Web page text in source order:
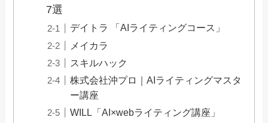
7選
デイトラ 「AIライティングコース」
メイカラ
スキルハック
株式会社沖プロ｜AIライティングマスタ
ー講座
WILL「AI×webライティング講座」